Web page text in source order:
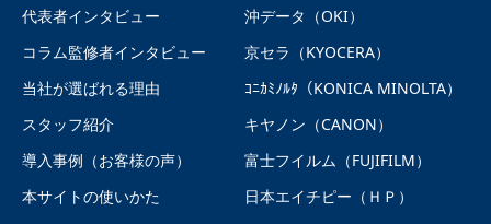
代表者インタビュー
コラム監修者インタビュー
当社が選ばれる理由
スタッフ紹介
導入事例（お客様の声）
本サイトの使いかた
沖データ（OKI）
京セラ（KYOCERA）
ｺﾆｶﾐﾉﾙﾀ（KONICA MINOLTA）
キヤノン（CANON）
富士フイルム（FUJIFILM）
日本エイチピー（ＨＰ）